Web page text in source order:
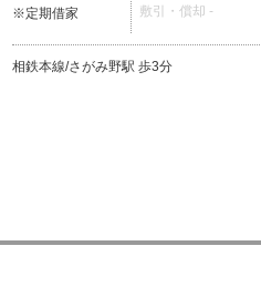
※定期借家
敷引・償却 -
相鉄本線/さがみ野駅 歩3分